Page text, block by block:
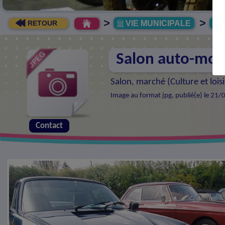
RETOUR > VIE MUNICIPALE >
Salon auto-moto
Salon, marché (Culture et
Image au format jpg, publié(e) le
Contact